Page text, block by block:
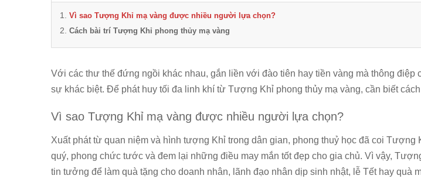
Vì sao Tượng Khỉ mạ vàng được nhiều người lựa chọn?
Cách bài trí Tượng Khỉ phong thủy mạ vàng
Với các thư thế đứng ngồi khác nhau, gắn liền với đào tiên hay tiền vàng mà thông điệp
sự khác biệt. Để phát huy tối đa linh khí từ Tượng Khỉ phong thủy mạ vàng, cần biết
Vì sao Tượng Khỉ mạ vàng được nhiều người lựa chọn?
Xuất phát từ quan niệm và hình tượng Khỉ trong dân gian, phong thuỷ học đã coi
quý, phong chức tước và đem lại những điều may mắn tốt đẹp cho gia chủ. Vì vậy,
tin tưởng để làm quà tặng cho doanh nhân, lãnh đạo nhân dịp sinh nhật, lễ Tết hay quà